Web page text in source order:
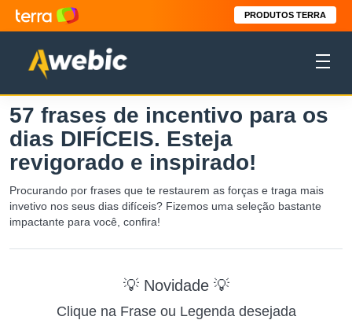
PRODUTOS TERRA
57 frases de incentivo para os
dias DIFÍCEIS. Esteja
revigorado e inspirado!
Procurando por frases que te restaurem as forças e traga mais
invetivo nos seus dias difíceis? Fizemos uma seleção bastante
impactante para você, confira!
💡 Novidade 💡
Clique na Frase ou Legenda desejada